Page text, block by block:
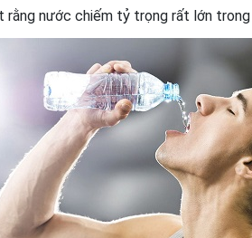
rằng nước chiếm tỷ trọng rất lớn